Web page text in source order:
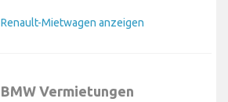
Renault-Mietwagen anzeigen
BMW Vermietungen